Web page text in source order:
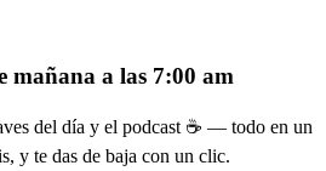
mañana a las 7:00 am
del día y el podcast ☕ — todo en un
y te das de baja con un clic.